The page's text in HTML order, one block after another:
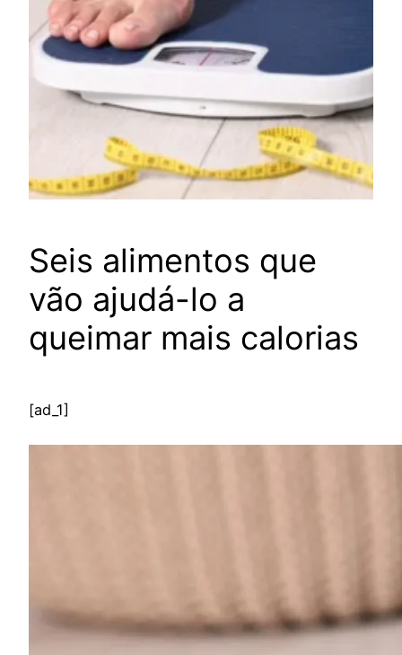
Seis alimentos que
vão ajudá-lo a
queimar mais calorias
[ad_1]